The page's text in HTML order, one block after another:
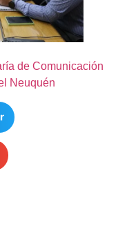
de Comunicación
Neuquén